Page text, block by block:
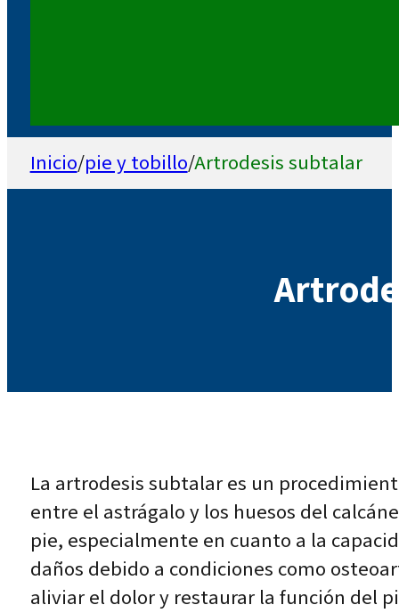
Inicio/pie y tobillo/Artrodesis subtalar
La artrodesis subtalar es un
entre el astrágalo y los huesos del
pie, especialmente en cuanto a la
daños debido a condiciones como
aliviar el dolor y restaurar la función del